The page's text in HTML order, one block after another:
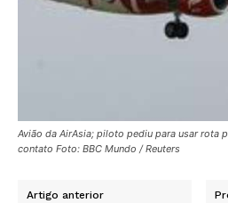
Avião da AirAsia; piloto pediu para usar rota
contato Foto: BBC Mundo / Reuters
Artigo anterior